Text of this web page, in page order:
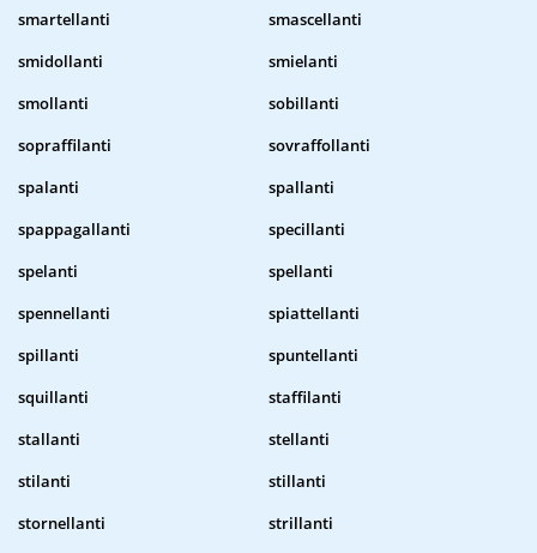
smartellanti
smascellanti
smidollanti
smielanti
smollanti
sobillanti
sopraffilanti
sovraffollanti
spalanti
spallanti
spappagallanti
specillanti
spelanti
spellanti
spennellanti
spiattellanti
spillanti
spuntellanti
squillanti
staffilanti
stallanti
stellanti
stilanti
stillanti
stornellanti
strillanti